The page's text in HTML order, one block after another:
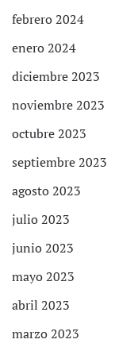
febrero 2024
enero 2024
diciembre 2023
noviembre 2023
octubre 2023
septiembre 2023
agosto 2023
julio 2023
junio 2023
mayo 2023
abril 2023
marzo 2023